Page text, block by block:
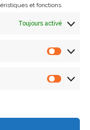
et fonctions.
Toujours activé
2004, pp. 39-46.
study on data analysis